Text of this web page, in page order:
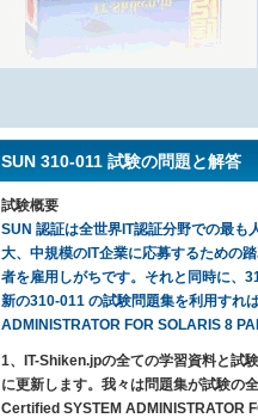
SUN 310-011 試験の問題と解答
試験概要
SUN 認証は全世界IT認証分野での最も
大、中規模のIT企業に応募するための
者を雇用しがちです。それと同時に、
新の310-011 の試験問題集を利用す
ADMINISTRATOR FOR SOLARIS 8
1、IT-Shiken.jpの全ての学習資料と試
に更新します。我々は問題集が試験の
Certified SYSTEM ADMINISTRATOR